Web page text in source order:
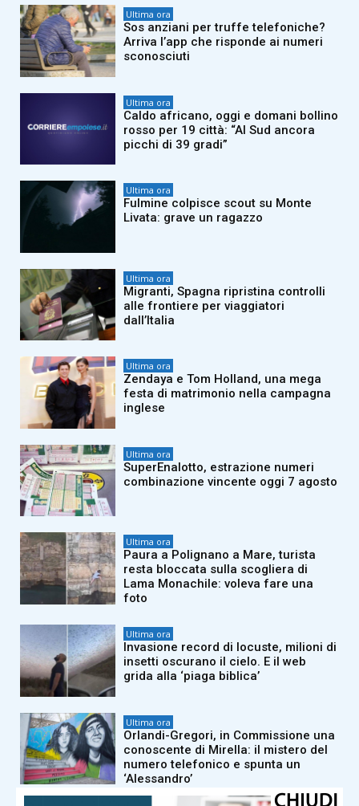
Ultima ora
Sos anziani per truffe telefoniche?
Arriva l’app che risponde ai numeri
sconosciuti
Ultima ora
Caldo africano, oggi e domani bollino
rosso per 19 città: “Al Sud ancora
picchi di 39 gradi”
Ultima ora
Fulmine colpisce scout su Monte
Livata: grave un ragazzo
Ultima ora
Migranti, Spagna ripristina controlli
alle frontiere per viaggiatori
dall’Italia
Ultima ora
Zendaya e Tom Holland, una mega
festa di matrimonio nella campagna
inglese
Ultima ora
SuperEnalotto, estrazione numeri
combinazione vincente oggi 7 agosto
Ultima ora
Paura a Polignano a Mare, turista
resta bloccata sulla scogliera di
Lama Monachile: voleva fare una
foto
Ultima ora
Invasione record di locuste, milioni di
insetti oscurano il cielo. E il web
grida alla ‘piaga biblica’
Ultima ora
Orlandi-Gregori, in Commissione una
conoscente di Mirella: il mistero del
numero telefonico e spunta un
‘Alessandro’